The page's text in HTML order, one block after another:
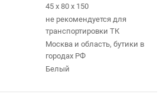
45 х 80 х 150
не рекомендуется для
транспортировки ТК
Москва и область, бутики в
городах РФ
Белый